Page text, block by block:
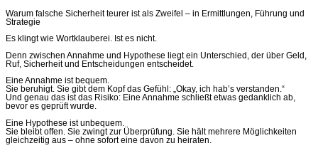
Warum falsche Sicherheit teurer ist als Zweifel – in Ermittlungen, Führung und
Strategie
Es klingt wie Wortklauberei. Ist es nicht.
Denn zwischen Annahme und Hypothese liegt ein Unterschied, der über Geld,
Ruf, Sicherheit und Entscheidungen entscheidet.
Eine Annahme ist bequem.
Sie beruhigt. Sie gibt dem Kopf das Gefühl: „Okay, ich hab’s verstanden.“
Und genau das ist das Risiko: Eine Annahme schließt etwas gedanklich ab,
bevor es geprüft wurde.
Eine Hypothese ist unbequem.
Sie bleibt offen. Sie zwingt zur Überprüfung. Sie hält mehrere Möglichkeiten
gleichzeitig aus – ohne sofort eine davon zu heiraten.